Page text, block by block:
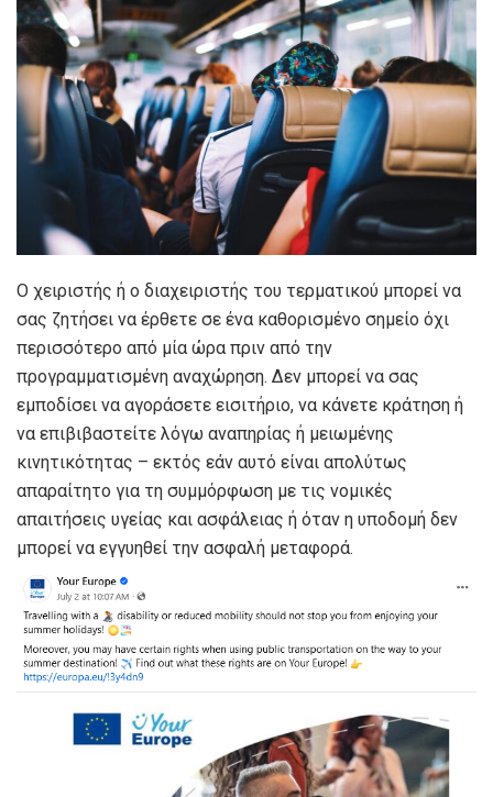
Ο χειριστής ή ο διαχειριστής του τερματικού μπορεί να
σας ζητήσει να έρθετε σε ένα καθορισμένο σημείο όχι
περισσότερο από μία ώρα πριν από την
προγραμματισμένη αναχώρηση. Δεν μπορεί να σας
εμποδίσει να αγοράσετε εισιτήριο, να κάνετε κράτηση ή
να επιβιβαστείτε λόγω αναπηρίας ή μειωμένης
κινητικότητας – εκτός εάν αυτό είναι απολύτως
απαραίτητο για τη συμμόρφωση με τις νομικές
απαιτήσεις υγείας και ασφάλειας ή όταν η υποδομή δεν
μπορεί να εγγυηθεί την ασφαλή μεταφορά.